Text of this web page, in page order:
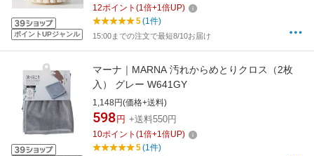
ポイントUPジャンル
12ポイント (1倍+1倍UP)
5(1件)
15:00までの注文で最短8/10お届け
マーナ｜MARNA 汚れからめとりクロス（2枚
入） グレー W641GY
1,148円(価格+送料)
598 円 +送料550円
10ポイント (1倍+1倍UP)
5(1件)